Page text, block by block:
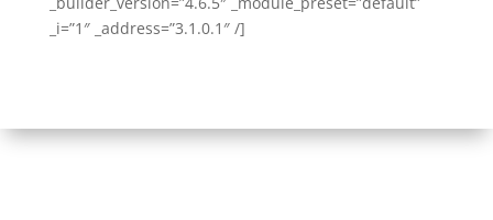
_i=”1″ _address=”3.1.0.1″ /]